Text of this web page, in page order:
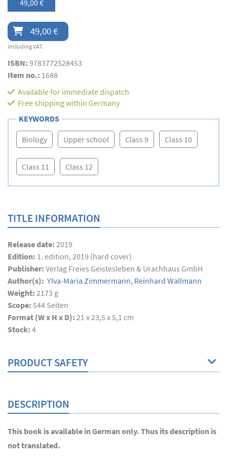
49,00 €
49,00 €
including VAT.
ISBN: 9783772528453
Item no.: 1688
Available for immediate dispatch
Free shipping within Germany
KEYWORDS
Biology Upper school Class 9 Class 10
Class 11 Class 12
TITLE INFORMATION
Release date: 2019
Edition: 1. edition, 2019 (hard cover)
Publisher: Verlag Freies Geistesleben & Urachhaus GmbH
Author(s): Ylva-Maria Zimmermann, Reinhard Wallmann
Weight: 2173 g
Scope: 544 Seiten
Format (W x H x D): 21 x 23,5 x 5,1 cm
Stock: 4
PRODUCT SAFETY
DESCRIPTION
This book is available in German only. Thus its description is
not translated.